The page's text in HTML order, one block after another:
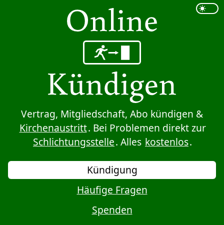
Sprung zum Inhalt
Vertrag, Mitgliedschaft, Abo kündigen &
Kirchenaustritt. Bei Problemen direkt zur
Schlichtungsstelle. Alles kostenlos.
Kündigung
Häufige Fragen
Spenden